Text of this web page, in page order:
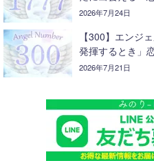
2026年7月24日
【300】エンジ
発揮するとき」
2026年7月21日